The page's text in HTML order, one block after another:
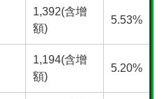
1,392(含增
額)
5.53%
1,194(含增
額)
5.20%